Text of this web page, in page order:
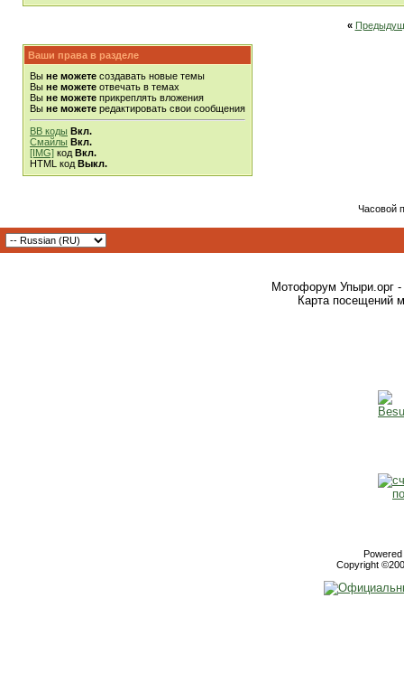
«
Ваши права в разделе
Вы не можете создавать новые темы
Вы не можете отвечать в темах
Вы не можете прикреплять вложения
Вы не можете редактировать свои сообщения
BB коды Вкл.
Смайлы Вкл.
[IMG] код Вкл.
HTML код Выкл.
Часовой
Мотофорум Упыри.орг -
Карта посещений
Copyright